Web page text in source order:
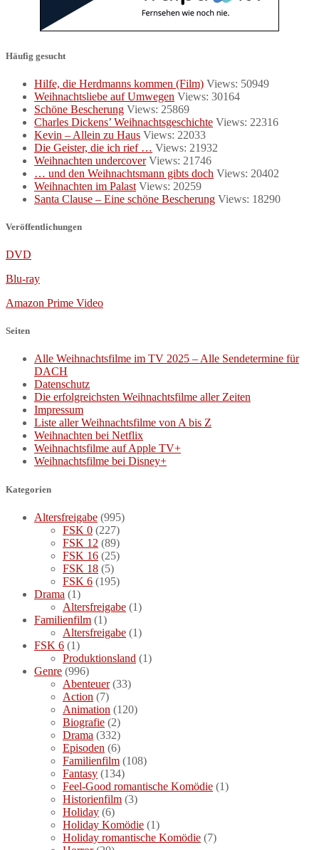
Häufig gesucht
Hilfe, die Herdmanns kommen (Film) Views: 50949
Weihnachtsliebe auf Umwegen Views: 30164
Schöne Bescherung Views: 25869
Charles Dickens’ Weihnachtsgeschichte Views: 22316
Kevin – Allein zu Haus Views: 22033
Die Geister, die ich rief … Views: 21932
Weihnachten undercover Views: 21746
… und den Weihnachtsmann gibts doch Views: 20402
Weihnachten im Palast Views: 20259
Santa Clause – Eine schöne Bescherung Views: 18290
Veröffentlichungen
DVD
Blu-ray
Amazon Prime Video
Seiten
Alle Weihnachtsfilme im TV 2025 – Alle Sendetermine für
DACH
Datenschutz
Die erfolgreichsten Weihnachtsfilme aller Zeiten
Impressum
Liste aller Weihnachtsfilme von A bis Z
Weihnachten bei Netflix
Weihnachtsfilme auf Apple TV+
Weihnachtsfilme bei Disney+
Kategorien
Altersfreigabe (995)
FSK 0 (227)
FSK 12 (89)
FSK 16 (25)
FSK 18 (5)
FSK 6 (195)
Drama (1)
Altersfreigabe (1)
Familienfilm (1)
Altersfreigabe (1)
FSK 6 (1)
Produktionsland (1)
Genre (996)
Abenteuer(33)
Action (7)
Animation (120)
Biografie (2)
Drama (332)
Episoden (6)
Familienfilm (108)
Fantasy (134)
Feel-Good romantische Komödie (1)
Historienfilm (3)
Holiday (6)
Holiday Komödie (1)
Holiday romantische Komödie (7)